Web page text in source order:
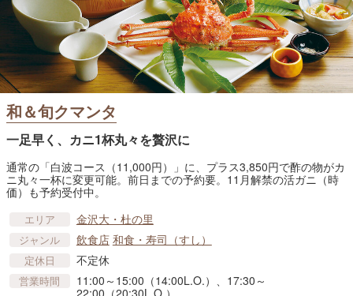
和＆旬クマンタ
一足早く、カニ1杯丸々を贅沢に
通常の「白波コース（11,000円）」に、プラス3,850円で酢の物がカ
ニ丸々一杯に変更可能。前日までの予約要。11月解禁の活ガニ（時
価）も予約受付中。
エリア 金沢大・杜の里
ジャンル 飲食店 和食・寿司（すし）
定休日 不定休
営業時間
11:00～15:00（14:00L.O.）、17:30～
22:00（20:30L.O.）